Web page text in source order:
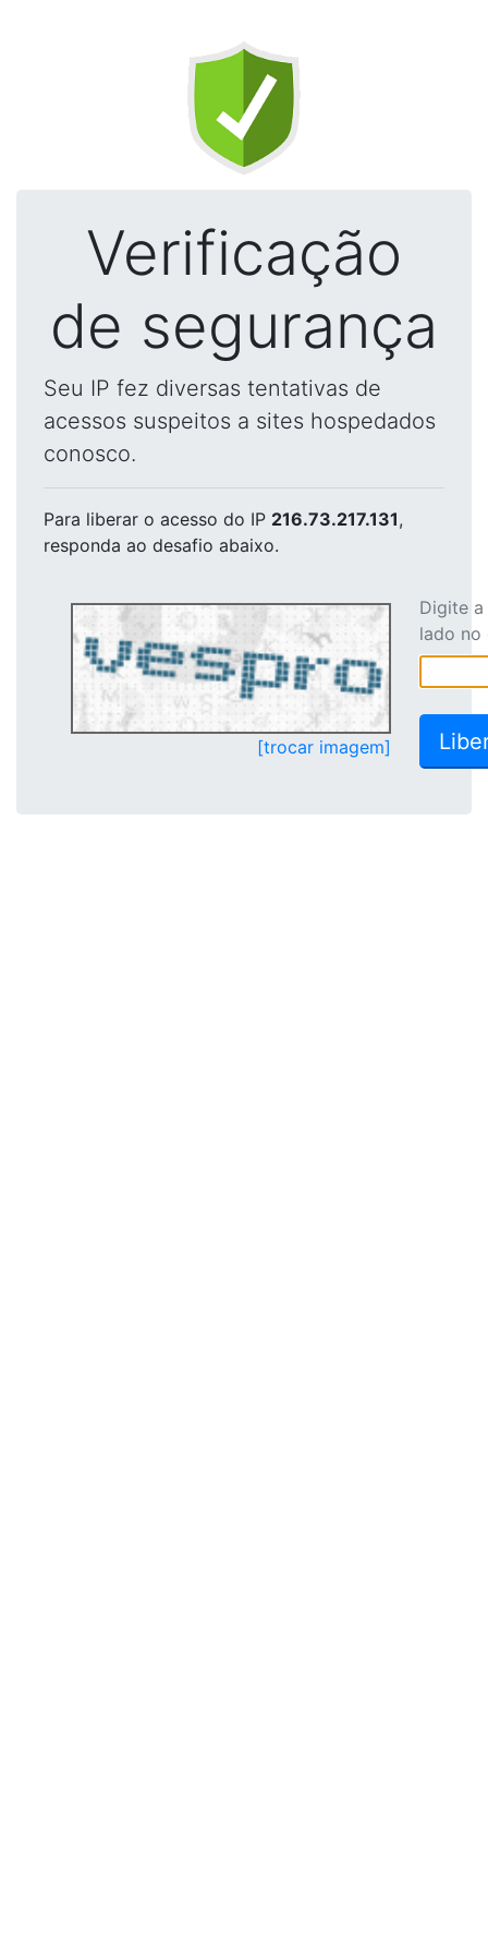
Verificação
de segurança
Seu IP fez diversas tentativas de
acessos suspeitos a sites hospedados
conosco.
Para liberar o acesso do IP 216.73.217.131,
responda ao desafio abaixo.
[trocar imagem]
Digite
lado no